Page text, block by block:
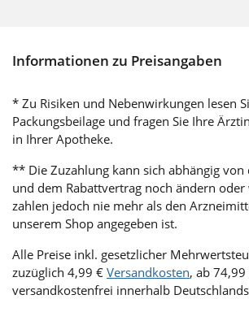
Informationen zu Preisangaben
* Zu Risiken und Nebenwirkungen lesen
Packungsbeilage und fragen Sie Ihre
in Ihrer Apotheke.
** Die Zuzahlung kann sich abhängig von
und dem Rabattvertrag noch ändern oder
zahlen jedoch nie mehr als den
unserem Shop angegeben ist.
Alle Preise inkl. gesetzlicher
zuzüglich 4,99 € Versandkosten, ab
versandkostenfrei innerhalb